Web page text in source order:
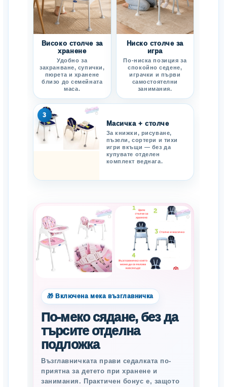
Високо столче за
хранене
Удобно за
захранване, супички,
пюрета и хранене
близо до семейната
маса.
Ниско столче за
игра
По-ниска позиция за
спокойно седене,
играчки и първи
самостоятелни
занимания.
3
Масичка + столче
За книжки, рисуване,
пъзели, сортери и тихи
игри вкъщи — без да
купувате отделен
комплект веднага.
🎁 Включена мека възглавничка
По-меко сядане, без да
търсите отделна
подложка
Възглавничката прави седалката по-
приятна за детето при хранене и
занимания. Практичен бонус е, защото